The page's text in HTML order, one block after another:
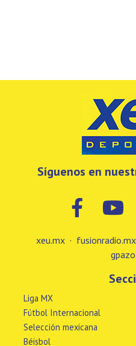
Síguenos en
xeu.mx · fusionradio.mx
Liga MX
Fútbol Internacional
Selección mexicana
Béisbol